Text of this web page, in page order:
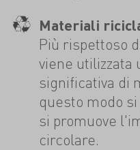
Materiali
Più rispettoso
viene utilizzata
significativa di
questo modo
si promuove
circolare.